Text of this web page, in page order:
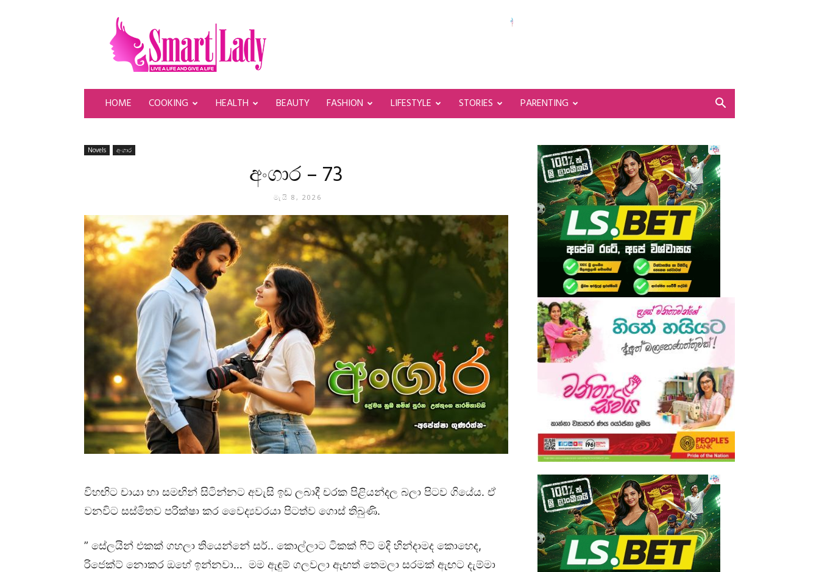
SmartLady
HOME COOKING HEALTH BEAUTY FASHION LIFESTYLE STORIES PARENTING
Novels අංගාර
අංගාර – 73
මැයි 8, 2026
විහඟිට චායා හා සමඟින් සිටින්නට අවැසි ඉඩ ලබාදී චරක පිළියන්දල බලා පිටව ගියේය. ඒ
වනවිට සස්මිතව පරික්ෂා කර වෛද්‍යවරයා පිටත්ව ගොස් තිබුණි.
” සේලයින් එකක් ගහලා තියෙන්නේ සර්.. කොල්ලාට ටිකක් ෆිට් මදි හින්දාමද කොහෙද,
රිජෙක්ට් නොකර ඔහේ ඉන්නවා… මම ඇඳුම් ගලවලා ඇඟත් තෙමලා සරමක් ඇඟට දැම්මා